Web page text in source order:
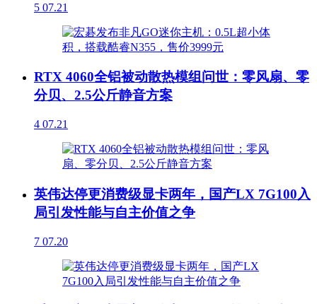
5 07.21
RTX 4060全铝被动散热模组问世：零风扇、零
分贝、2.5公斤静音方案
4 07.21
英伟达停更消费级显卡两年，国产LX 7G100入
局引发性能与自主价值之争
7 07.20